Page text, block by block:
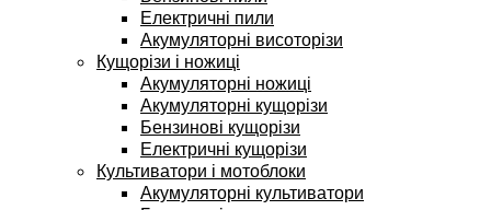
Електричні пили
Акумуляторні висоторізи
Кущорізи і ножиці
Акумуляторні ножиці
Акумуляторні кущорізи
Бензинові кущорізи
Електричні кущорізи
Культиватори і мотоблоки
Акумуляторні культиватори